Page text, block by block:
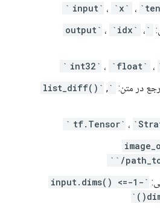
، `x` ،
`output` ، `idx`
،
، `float` ،
در متن: `list_diff()`
,
،
`/
`-1-input.dims() <=